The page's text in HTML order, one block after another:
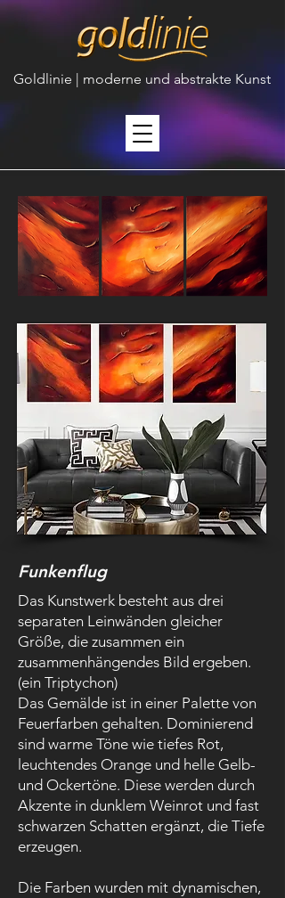
Goldlinie | moderne und abstrakte Kunst
Funkenflug
Das Kunstwerk besteht aus drei
separaten Leinwänden gleicher
Größe, die zusammen ein
zusammenhängendes Bild ergeben.
(ein Triptychon)
Das Gemälde ist in einer Palette von
Feuerfarben gehalten. Dominierend
sind warme Töne wie tiefes Rot,
leuchtendes Orange und helle Gelb-
und Ockertöne. Diese werden durch
Akzente in dunklem Weinrot und fast
schwarzen Schatten ergänzt, die Tiefe
erzeugen.
Die Farben wurden mit dynamischen,